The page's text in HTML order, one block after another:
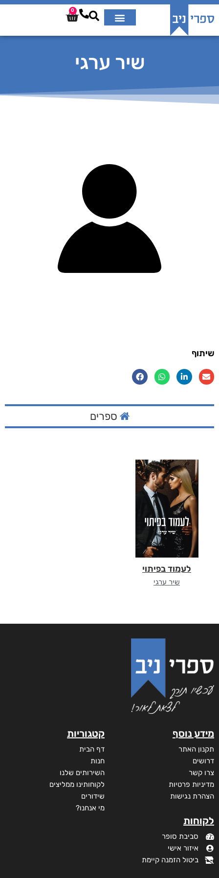
0
שיר ערגי
שיתוף
ספרים
לעמוד בפיתוי
שיר ערגי
מידע נוסף
תקנון האתר
דרושים
צרו קשר
מדיניות פרטיות
הצהרת נגישות
לקוחות
סביבת סופר
איזור אישי
ביטול הזמנה קיימת
קטגוריות
דף הבית
חנות
השירותים שלנו
לקוחותינו ממליצים
שידורים
מי אנחנו?